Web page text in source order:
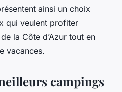
ainsi un choix
qui veulent profiter
la Côte d’Azur tout en
vacances.
campings